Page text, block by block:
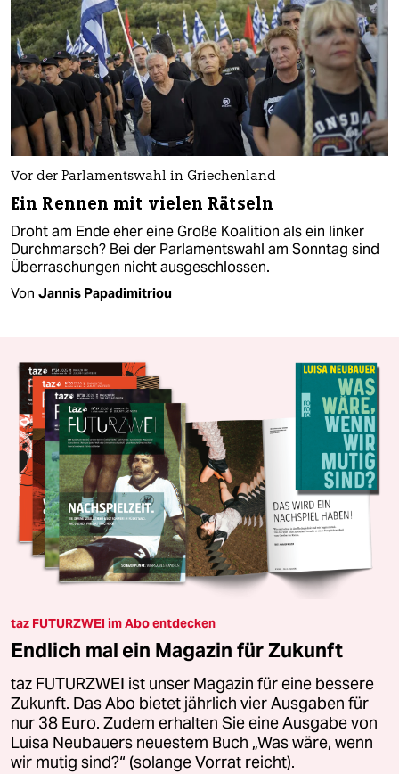
Vor der Parlamentswahl in Griechenland
Ein Rennen mit vielen Rätseln
Droht am Ende eher eine Große Koalition als ein linker
Durchmarsch? Bei der Parlamentswahl am Sonntag sind
Überraschungen nicht ausgeschlossen.
Von Jannis Papadimitriou
taz FUTURZWEI im Abo entdecken
Endlich mal ein Magazin für Zukunft
taz FUTURZWEI ist unser Magazin für eine bessere
Zukunft. Das Abo bietet jährlich vier Ausgaben für
nur 38 Euro. Zudem erhalten Sie eine Ausgabe von
Luisa Neubauers neuestem Buch „Was wäre, wenn
wir mutig sind?“ (solange Vorrat reicht).